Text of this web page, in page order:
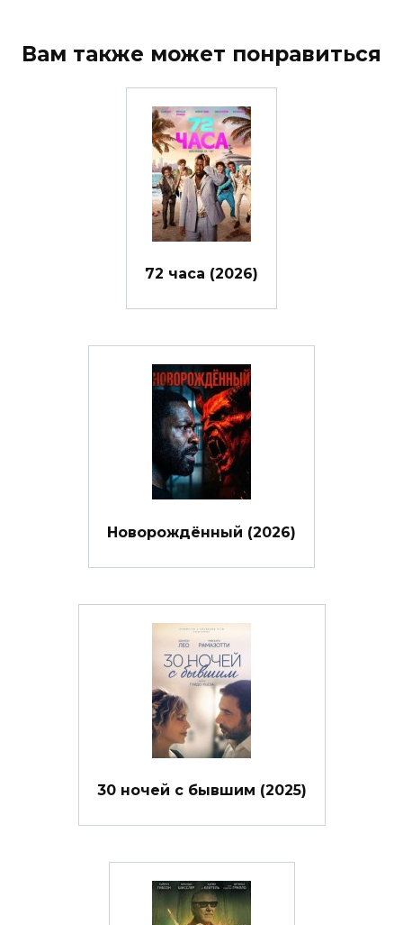
Вам также может понравиться
72 часа (2026)
Новорождённый (2026)
30 ночей с бывшим (2025)